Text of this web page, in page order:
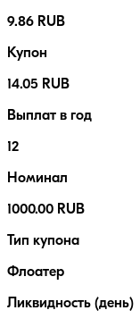
9.86 RUB
Купон
14.05 RUB
Выплат в год
12
Номинал
1000.00 RUB
Тип купона
Флоатер
Ликвидность (день)